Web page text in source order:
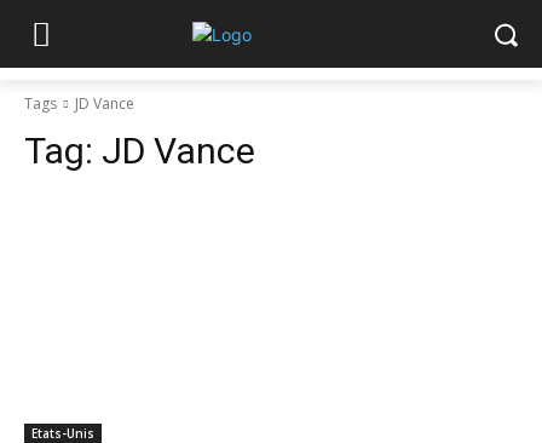
Tags JD Vance
Tag: JD Vance
Etats-Unis